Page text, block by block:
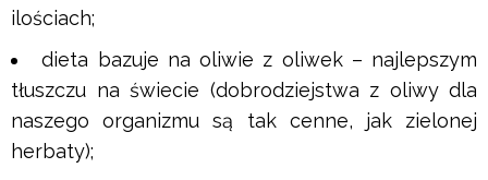
ilościach;
dieta bazuje na oliwie z oliwek – najlepszym
tłuszczu na świecie (dobrodziejstwa z oliwy dla
naszego organizmu są tak cenne, jak zielonej
herbaty);